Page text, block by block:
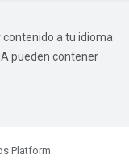
a tu idioma
pueden contener
Platform